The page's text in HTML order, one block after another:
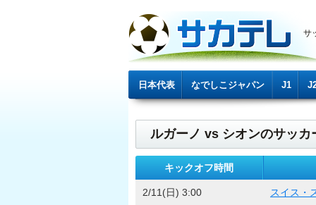
サ
日本代表 なでしこジャパン J1
ルガーノ vs シオンのサッカ
キックオフ時間
2/11(日) 3:00 スイス・